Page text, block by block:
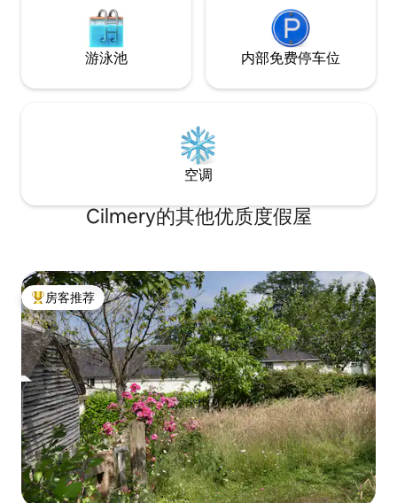
游泳池 内部免费停车位
空调
Cilmery的其他优质度假屋
热门「房客推荐」
房客推荐